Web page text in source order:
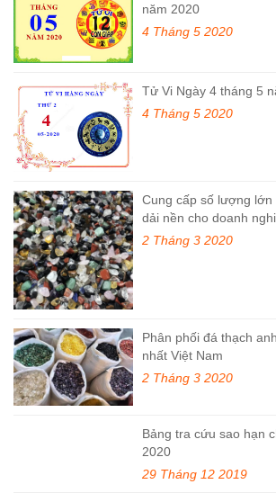
năm 2020
4 Tháng 5 2020
Tử Vi Ngày 4 tháng 5
4 Tháng 5 2020
Cung cấp số lượng lớn
dải nền cho doanh
2 Tháng 3 2020
Phân phối đá thạch
nhất Việt Nam
2 Tháng 3 2020
Bảng tra cứu sao hạn
2020
29 Tháng 12 2019